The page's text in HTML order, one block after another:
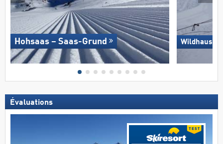
Hohsaas – Saas-Grund Wildhaus –
Évaluations